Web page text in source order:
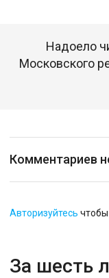
Надоело
Московского
Комментариев
Авторизуйтесь
За шесть